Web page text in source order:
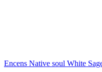
Encens Native soul White